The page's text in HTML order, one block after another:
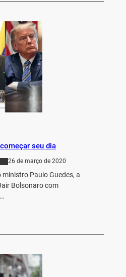
seu dia
26 de março de 2020
Paulo Guedes, a
Bolsonaro com